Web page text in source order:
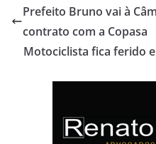
Prefeito Bruno vai à
contrato com a Copasa
Motociclista fica ferido